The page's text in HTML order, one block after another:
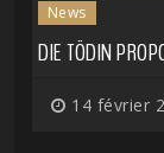
News
DIE TÖDIN
14 février